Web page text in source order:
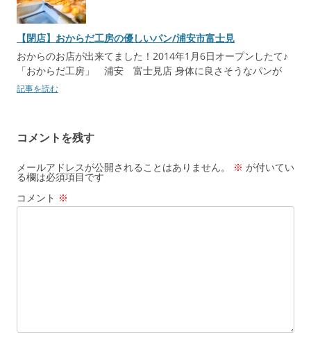
【閉店】おからだ工房の優しいパン/浦安市富士見
おからのお店が出来てました！2014年1月6日オープンしたて♪
「おからだ工房」 浦安 富士見店 身体に良さそうなパンが
記事を読む
コメントを残す
メールアドレスが公開されることはありません。 ※ が付いてい
る欄は必須項目です
コメント ※